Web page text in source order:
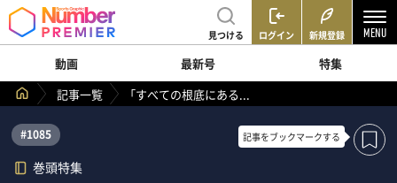
見つける ログイン 新規登録
動画 最新号
特集
記事一覧
「すべての根底にある...
#1085
巻頭特集
記事をブックマークする